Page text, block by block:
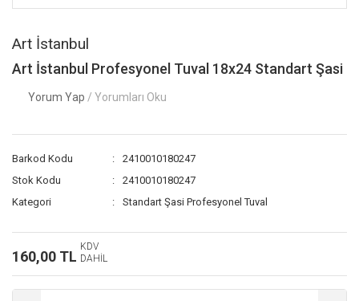
Art İstanbul
Art İstanbul Profesyonel Tuval 18x24 Standart Şasi
Yorum Yap / Yorumları Oku
Barkod Kodu
2410010180247
Stok Kodu
2410010180247
Kategori
Standart Şasi Profesyonel Tuval
160,00 TL
KDV
DAHİL